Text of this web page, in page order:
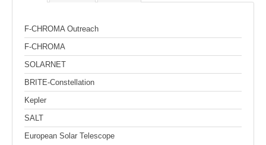
F-CHROMA Outreach
F-CHROMA
SOLARNET
BRITE-Constellation
Kepler
SALT
European Solar Telescope